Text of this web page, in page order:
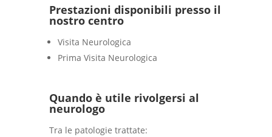
Prestazioni disponibili presso il
nostro centro
Visita Neurologica
Prima Visita Neurologica
Quando è utile rivolgersi al
neurologo
Tra le patologie trattate: